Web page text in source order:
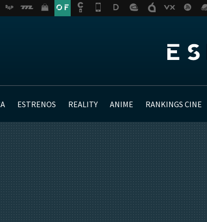
ESTRENOS REALITY ANIME RANKINGS CINE